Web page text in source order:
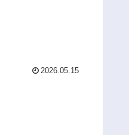
2026.05.15